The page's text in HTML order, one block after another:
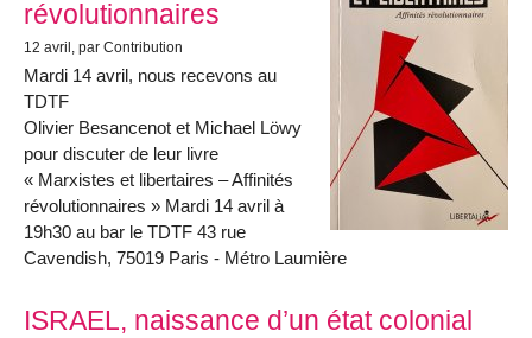
révolutionnaires
12 avril , par Contribution
Mardi 14 avril, nous recevons au
TDTF
Olivier Besancenot et Michael Löwy
pour discuter de leur livre
« Marxistes et libertaires – Affinités
révolutionnaires » Mardi 14 avril à
19h30 au bar le TDTF 43 rue
Cavendish, 75019 Paris - Métro Laumière
ISRAEL, naissance d’un état colonial